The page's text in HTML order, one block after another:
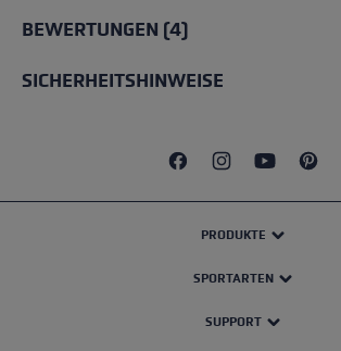
BEWERTUNGEN (4)
SICHERHEITSHINWEISE
PRODUKTE
SPORTARTEN
SUPPORT